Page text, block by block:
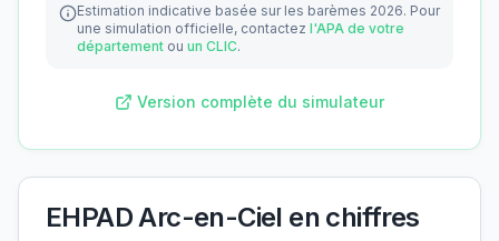
Estimation indicative basée sur les barèmes 2026. Pour
une simulation officielle, contactez l'APA de votre
département ou un CLIC.
Version complète du simulateur
EHPAD Arc-en-Ciel en chiffres